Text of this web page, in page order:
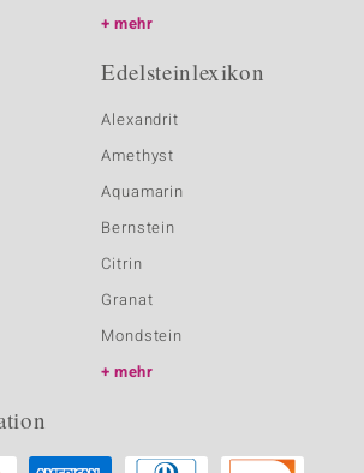
mehr
Edelsteinlexikon
Alexandrit
Amethyst
Aquamarin
Bernstein
Citrin
Granat
Mondstein
mehr